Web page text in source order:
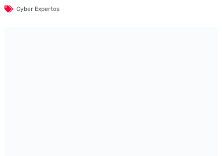
Cyber Expertos